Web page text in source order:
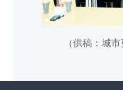
（供稿：城